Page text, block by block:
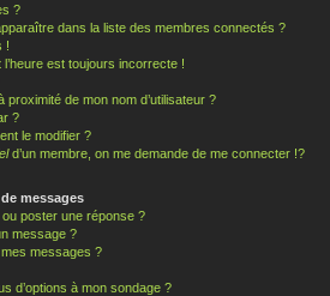
?
dans la liste des membres connectés ?
!
est toujours incorrecte !
de mon nom d’utilisateur ?
?
le modifier ?
d’un membre, on me demande de me connecter !?
messages
poster une réponse ?
message ?
messages ?
d’options à mon sondage ?